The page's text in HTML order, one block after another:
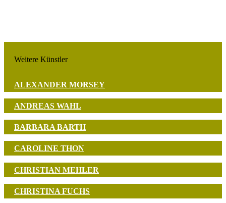
Weitere Künstler
ALEXANDER MORSEY
ANDREAS WAHL
BARBARA BARTH
CAROLINE THON
CHRISTIAN MEHLER
CHRISTINA FUCHS